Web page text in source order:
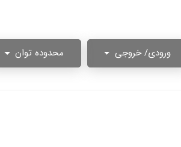
ورودی/ خروجی محدوده توان